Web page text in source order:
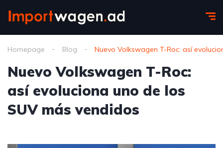
Homepage Blog Nuevo Volkswagen T-Roc: así
Nuevo Volkswagen T-Roc:
así evoluciona uno de los
SUV más vendidos